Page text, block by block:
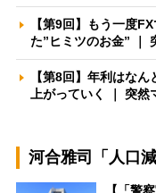
【第9回】もう一度
た”ヒミツのお金” ｜
【第8回】年利はな
上がっていく ｜ 突
河合雅司「人口